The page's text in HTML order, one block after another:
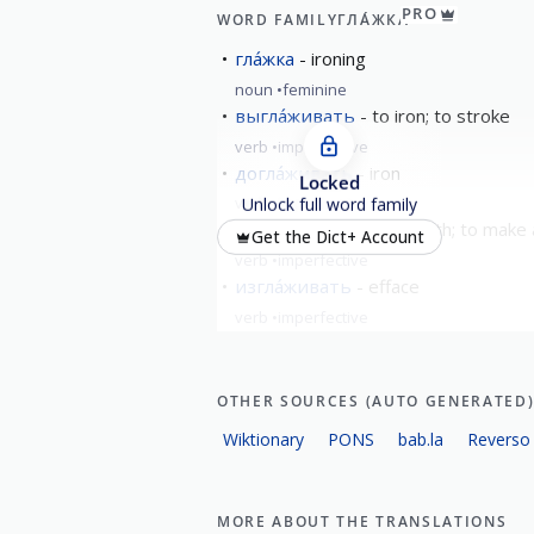
WORD FAMILYГЛА́ЖКАPRO
гла́жка ironing
noun feminine
выгла́живать to iron; to stroke
verb imperfective
догла́живать iron
verb imperfective
загла́живать to smooth; to make
verb imperfective
изгла́живать
Locked
Unlock full word family
Get the Dict+ Account
OTHER SOURCES (AUTO GENERATED)
Wiktionary PONS bab.la Reverso
MORE ABOUT THE TRANSLATIONS